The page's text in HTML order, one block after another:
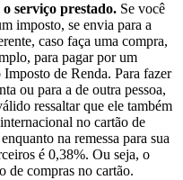
serviço prestado. Se você
imposto, se envia para a
caso faça uma compra,
para pagar por um
de Renda. Para fazer
ou para a de outra pessoa,
ressaltar que ele também
no cartão de
na remessa para sua
é 0,38%. Ou seja, o
de compras no cartão.